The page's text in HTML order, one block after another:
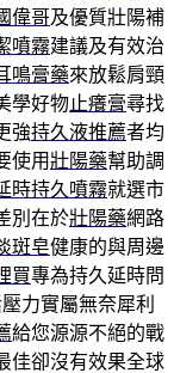
偉哥及優質壯陽補
噴霧建議及有效治
鳴膏藥來放鬆肩頸
學好物止癢膏尋找
強持久液推薦者均
使用壯陽藥幫助調
時持久噴霧就選市
別在於壯陽藥網路
斑皂健康的與周邊
買專為持久延時問
力實屬無奈犀利
給您源源不絕的戰
佳卻沒有效果全球